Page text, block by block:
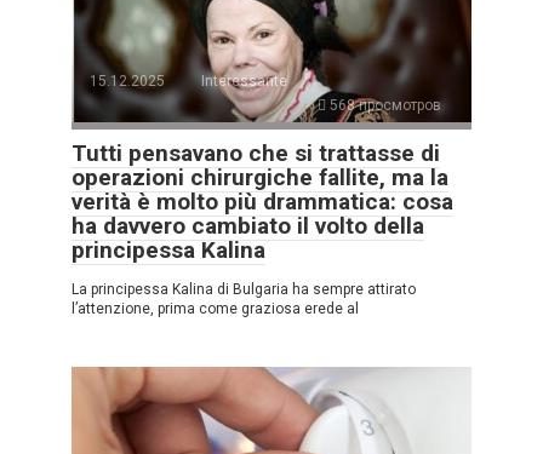
15.12.2025
Interessante
568 просмотров
Tutti pensavano che si trattasse di
operazioni chirurgiche fallite, ma la
verità è molto più drammatica: cosa
ha davvero cambiato il volto della
principessa Kalina
La principessa Kalina di Bulgaria ha sempre attirato
l’attenzione, prima come graziosa erede al